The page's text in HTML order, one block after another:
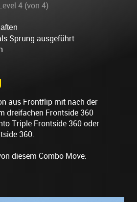
4 (von 4)
Sprung ausgeführt
aus Frontflip mit nach der
dreifachen Frontside 360
Triple Frontside 360 oder
360.
diesem Combo Move: